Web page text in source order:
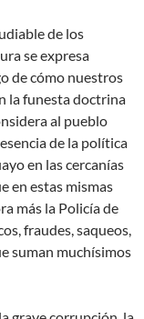
de los
se expresa
de cómo nuestros
la funesta doctrina
al pueblo
de la política
en las cercanías
en estas mismas
más la Policía de
fraudes, saqueos,
suman muchísimos